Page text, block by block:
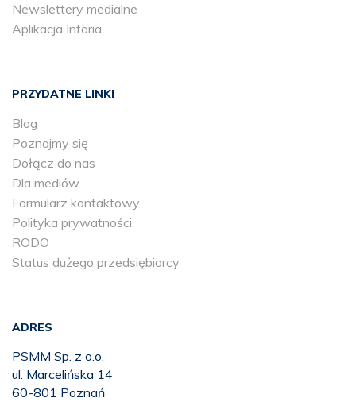
Newslettery medialne
Aplikacja Inforia
PRZYDATNE LINKI
Blog
Poznajmy się
Dołącz do nas
Dla mediów
Formularz kontaktowy
Polityka prywatności
RODO
Status dużego przedsiębiorcy
ADRES
PSMM Sp. z o.o.
ul. Marcelińska 14
60-801 Poznań